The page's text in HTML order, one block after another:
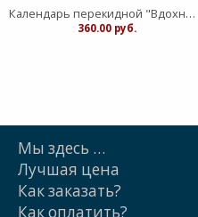
Календарь перекидной "Вдохновение" Сияние Женственности 25Х35
: 360.00 руб.
Мы здесь …
Лучшая цена
Как заказать?
Как оплатить?